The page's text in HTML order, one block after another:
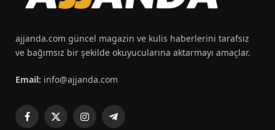
ajjanda.com güncel magazin ve kulis haberlerini tarafsız
ve bağımsız bir şekilde okuyucularına aktarmayı amaçlar.
Email: info@ajjanda.com
Facebook
X
InstagramTelegram